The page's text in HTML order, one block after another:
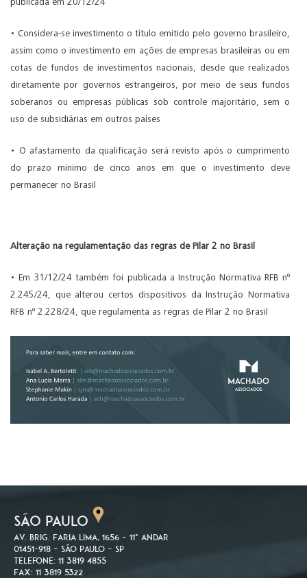
publicada em 20/12/24
• Considera-se investimento o título emitido pelo governo brasileiro,
assim como o investimento em ações de empresas brasileiras ou em
cotas de fundos de investimentos nacionais, desde que realizados
diretamente por governos estrangeiros, por meio de seus fundos
soberanos ou empresas públicas sob controle majoritário, sem o
uso de subsidiárias em outros países
• O afastamento da qualificação será revisto após o cumprimento
do prazo mínimo de cinco anos em que o investimento deve
permanecer no Brasil
Alteração na regulamentação das regras de Pilar 2 no Brasil
• Em 31/12/24 também foi publicada a Instrução Normativa RFB nº
2.245/24, que alterou certos dispositivos da Instrução Normativa
RFB nº 2.228/24, que regulamenta as regras de Pilar 2 no Brasil
SÃO PAULO
Av. Brig. Faria Lima, 1656 – 11º andar
01451-918 – São Paulo – SP
Telefone: 11 3819 4855
Fax: 11 3819 5322